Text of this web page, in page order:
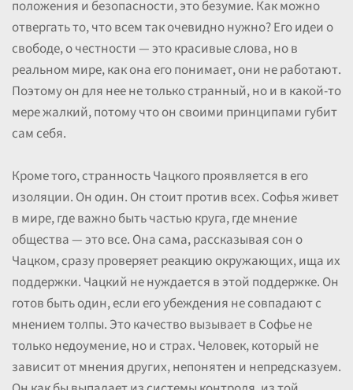
положения и безопасности, это безумие. Как можно
отвергать то, что всем так очевидно нужно? Его идеи о
свободе, о честности — это красивые слова, но в
реальном мире, как она его понимает, они не работают.
Поэтому он для нее не только странный, но и в какой-то
мере жалкий, потому что он своими принципами губит
сам себя.
Кроме того, странность Чацкого проявляется в его
изоляции. Он один. Он стоит против всех. Софья живет
в мире, где важно быть частью круга, где мнение
общества — это все. Она сама, рассказывая сон о
Чацком, сразу проверяет реакцию окружающих, ища их
поддержки. Чацкий не нуждается в этой поддержке. Он
готов быть один, если его убеждения не совпадают с
мнением толпы. Это качество вызывает в Софье не
только недоумение, но и страх. Человек, который не
зависит от мнения других, непонятен и непредсказуем.